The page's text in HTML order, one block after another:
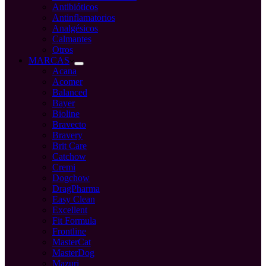
Antibióticos
Antinflamatorios
Analgésicos
Calmantes
Otros
MARCAS
Acana
Acomer
Balanced
Bayer
Bioline
Bravecto
Bravery
Brit Care
Catchow
Cremi
Dogchow
DragPharma
Easy Clean
Excellent
Fit Formula
Frontline
MasterCat
MasterDog
Mazuri